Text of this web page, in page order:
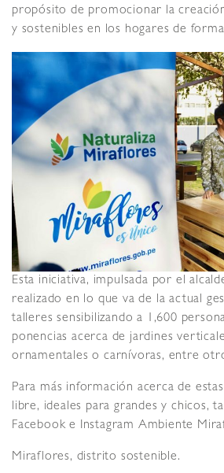
propósito de promocionar la
y sostenibles en los hogares de
Esta iniciativa, impulsada por el
realizado en lo que va de la actual
talleres sensibilizando a 1,600
ponencias acerca de jardines
ornamentales o carnívoras, entre
Para más información acerca de
libre, ideales para grandes y chicos,
Facebook e Instagram Ambiente
Miraflores, distrito sostenible.